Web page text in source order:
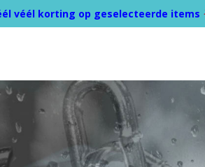
véél korting op geselecteerde items